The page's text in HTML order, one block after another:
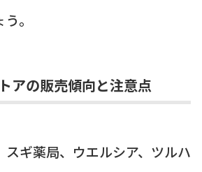
。
アの販売傾向と注意点
スギ薬局、ウエルシア、ツルハ